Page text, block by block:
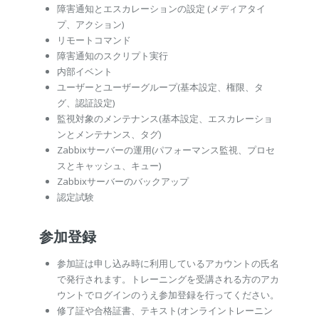
障害通知とエスカレーションの設定 (メディアタイ
プ、アクション)
リモートコマンド
障害通知のスクリプト実行
内部イベント
ユーザーとユーザーグループ(基本設定、権限、タ
グ、認証設定)
監視対象のメンテナンス(基本設定、エスカレーショ
ンとメンテナンス、タグ)
Zabbixサーバーの運用(パフォーマンス監視、プロセ
スとキャッシュ、キュー)
Zabbixサーバーのバックアップ
認定試験
参加登録
参加証は申し込み時に利用しているアカウントの氏名
で発行されます。トレーニングを受講される方のアカ
ウントでログインのうえ参加登録を行ってください。
修了証や合格証書、テキスト(オンライントレーニン